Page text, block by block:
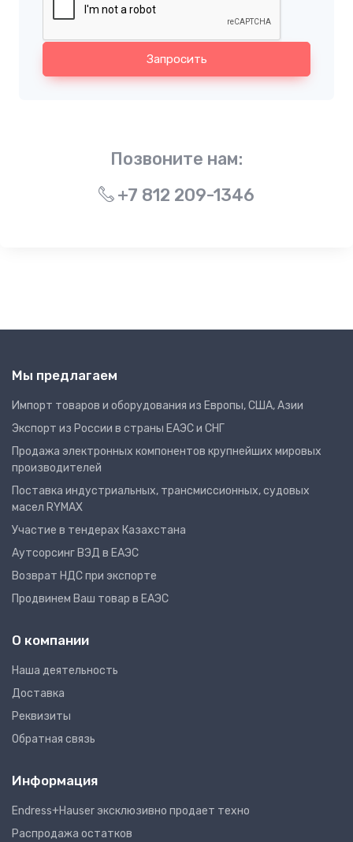
Запросить
Позвоните нам:
+7 812 209-1346
Мы предлагаем
Импорт товаров и оборудования из Европы, США, Азии
Экспорт из России в страны ЕАЭС и СНГ
Продажа электронных компонентов крупнейших мировых
производителей
Поставка индустриальных, трансмиссионных, судовых
масел RYMAX
Участие в тендерах Казахстана
Аутсорсинг ВЭД в ЕАЭС
Возврат НДС при экспорте
Продвинем Ваш товар в ЕАЭС
О компании
Наша деятельность
Доставка
Реквизиты
Обратная связь
Информация
Endress+Hauser эксклюзивно продает техно
Распродажа остатков